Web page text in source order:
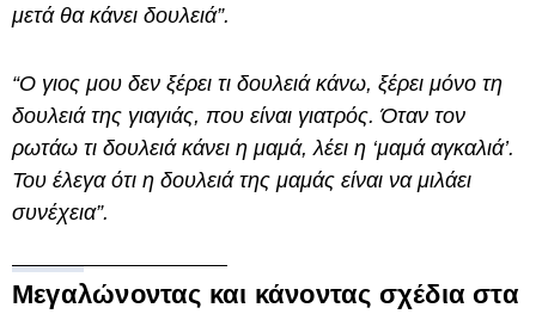
μετά θα κάνει δουλειά”.
“Ο γιος μου δεν ξέρει τι δουλειά κάνω, ξέρει μόνο τη
δουλειά της γιαγιάς, που είναι γιατρός. Όταν τον
ρωτάω τι δουλειά κάνει η μαμά, λέει η ‘μαμά αγκαλιά’.
Του έλεγα ότι η δουλειά της μαμάς είναι να μιλάει
συνέχεια”.
Μεγαλώνοντας και κάνοντας σχέδια στα